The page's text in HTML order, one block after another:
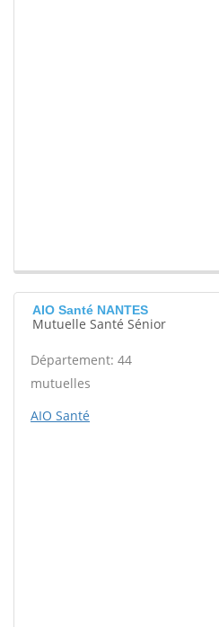
AIO Santé NANTES
Mutuelle Santé Sénior
Département: 44
mutuelles
AIO Santé